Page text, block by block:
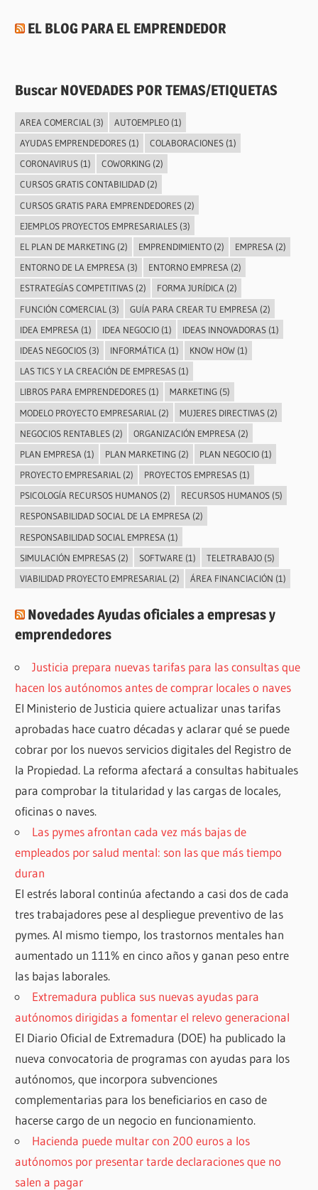
EL BLOG PARA EL EMPRENDEDOR
Buscar NOVEDADES POR TEMAS/ETIQUETAS
AREA COMERCIAL (3) AUTOEMPLEO(1)
AYUDAS EMPRENDEDORES(1) COLABORACIONES(1)
CORONAVIRUS(1) COWORKING(2)
CURSOS GRATIS CONTABILIDAD(2)
CURSOS GRATIS PARA EMPRENDEDORES(2)
EJEMPLOS PROYECTOS EMPRESARIALES(3)
EL PLAN DE MARKETING(2) EMPRENDIMIENTO(2) EMPRESA (2)
ENTORNO DE LA EMPRESA(3) ENTORNO EMPRESA(2)
ESTRATEGÍAS COMPETITIVAS(2) FORMA JURÍDICA(2)
FUNCIÓN COMERCIAL (3) GUÍA PARA CREAR TU EMPRESA (2)
IDEA EMPRESA (1) IDEA NEGOCIO(1) IDEAS INNOVADORAS(1)
IDEAS NEGOCIOS(3) INFORMÁTICA (1) KNOW HOW(1)
LAS TICS Y LA CREACIÓN DE EMPRESAS(1)
LIBROS PARA EMPRENDEDORES(1) MARKETING(5)
MODELO PROYECTO EMPRESARIAL (2) MUJERES DIRECTIVAS(2)
NEGOCIOS RENTABLES(2) ORGANIZACIÓN EMPRESA (2)
PLAN EMPRESA (1) PLAN MARKETING(2) PLAN NEGOCIO(1)
PROYECTO EMPRESARIAL(2) PROYECTOS EMPRESAS(1)
PSICOLOGÍA RECURSOS HUMANOS(2) RECURSOS HUMANOS(5)
RESPONSABILIDAD SOCIAL DE LA EMPRESA(2)
RESPONSABILIDAD SOCIAL EMPRESA (1)
SIMULACIÓN EMPRESAS(2) SOFTWARE (1) TELETRABAJO(5)
VIABILIDAD PROYECTO EMPRESARIAL (2) ÁREA FINANCIACIÓN (1)
Novedades Ayudas oficiales a empresas y
emprendedores
Justicia prepara nuevas tarifas para las consultas que
hacen los autónomos antes de comprar locales o naves
El Ministerio de Justicia quiere actualizar unas tarifas
aprobadas hace cuatro décadas y aclarar qué se puede
cobrar por los nuevos servicios digitales del Registro de
la Propiedad. La reforma afectará a consultas habituales
para comprobar la titularidad y las cargas de locales,
oficinas o naves.
Las pymes afrontan cada vez más bajas de
empleados por salud mental: son las que más tiempo
duran
El estrés laboral continúa afectando a casi dos de cada
tres trabajadores pese al despliegue preventivo de las
pymes. Al mismo tiempo, los trastornos mentales han
aumentado un 111% en cinco años y ganan peso entre
las bajas laborales.
Extremadura publica sus nuevas ayudas para
autónomos dirigidas a fomentar el relevo generacional
El Diario Oficial de Extremadura (DOE) ha publicado la
nueva convocatoria de programas con ayudas para los
autónomos, que incorpora subvenciones
complementarias para los beneficiarios en caso de
hacerse cargo de un negocio en funcionamiento.
Hacienda puede multar con 200 euros a los
autónomos por presentar tarde declaraciones que no
salen a pagar